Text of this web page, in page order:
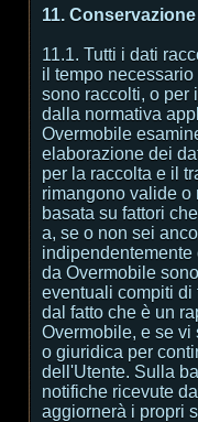
11.
11.1. Tutti i dati
il tempo
sono raccolti, o per
dalla normativa
Overmobile
elaborazione dei
per la raccolta e il
rimangono valide o
basata su fattori
a, se o non sei
da Overmobile
eventuali compiti
dal fatto che è un
Overmobile, e se vi
o giuridica per
dell'Utente. Sulla
notifiche ricevute
aggiornerà i propri